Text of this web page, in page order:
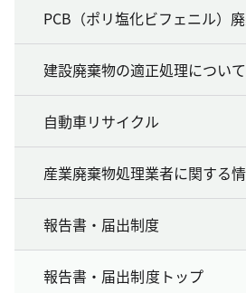
PCB（ポリ塩化ビフェニル）
建設廃棄物の適正処理について
自動車リサイクル
産業廃棄物処理業者に関する
報告書・届出制度
報告書・届出制度トップ